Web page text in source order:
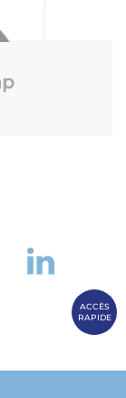
ACCÈS
RAPIDE